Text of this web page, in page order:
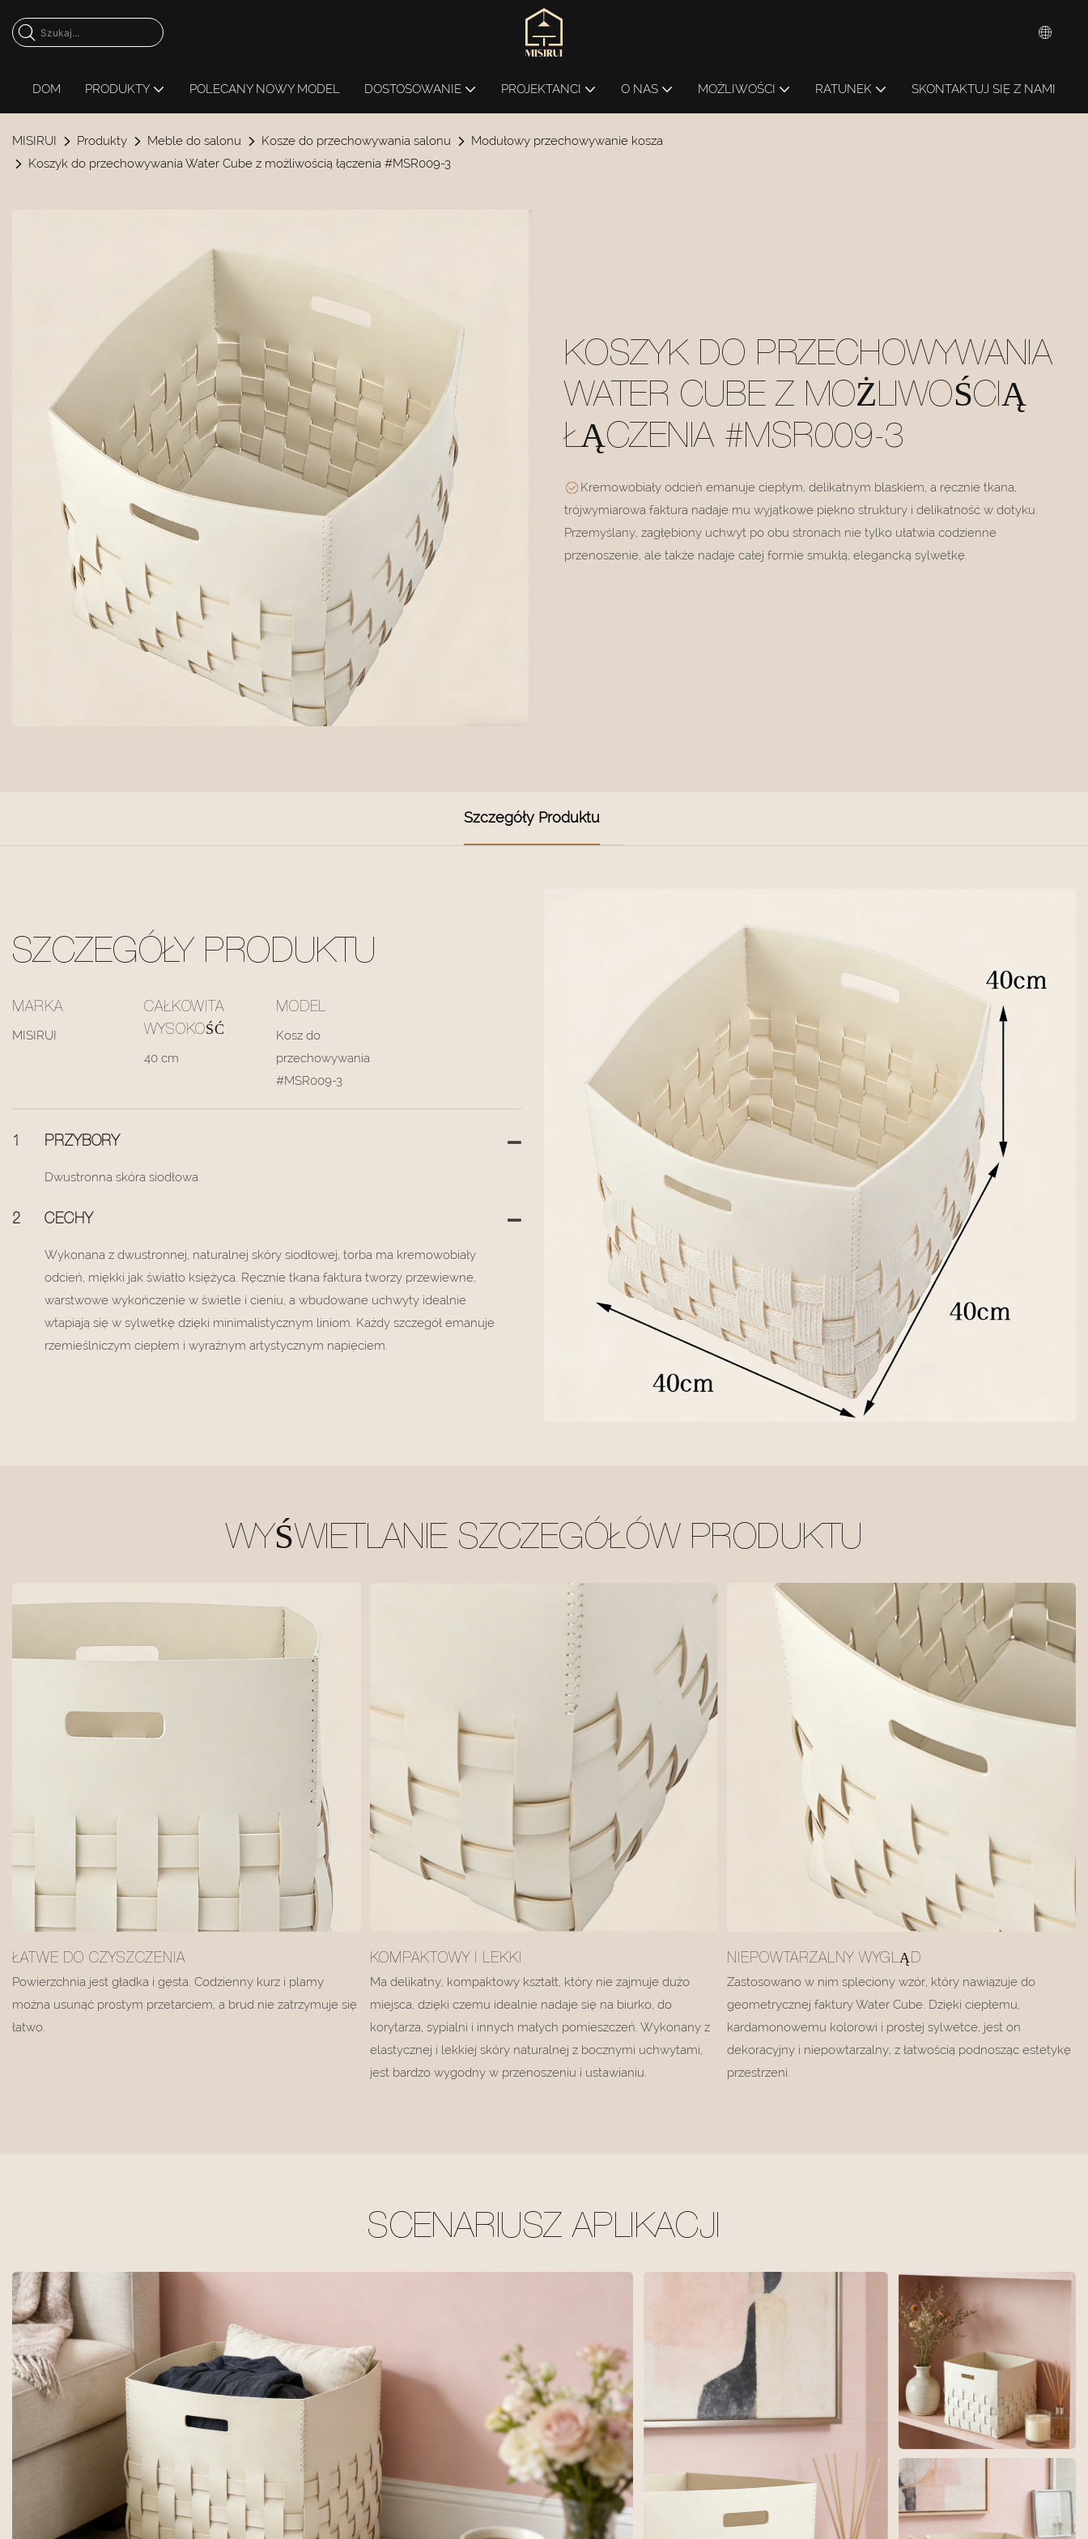
DOM PRODUKTY POLECANY NOWY MODEL DOSTOSOWANIE PROJEKTANCI O NAS MOŻLIWOŚCI RATUNEK SKONTAKTUJ SIĘ Z NAMI
MISIRUI Produkty Meble do salonu Kosze do przechowywania salonu
Modułowy przechowywanie kosza
Koszyk do przechowywania Water Cube z możliwością łączenia #MSR009-3
KOSZYK DO PRZECHOWYWANIA
WATER CUBE Z MOŻLIWOŚCIĄ
ŁĄCZENIA #MSR009-3
Kremowobiały odcień emanuje ciepłym, delikatnym blaskiem, a ręcznie tkana,
trójwymiarowa faktura nadaje mu wyjątkowe piękno struktury i delikatność w dotyku.
Przemyślany, zagłębiony uchwyt po obu stronach nie tylko ułatwia codzienne
przenoszenie, ale także nadaje całej formie smukłą, elegancką sylwetkę.
Szczegóły Produktu
SZCZEGÓŁY PRODUKTU
MARKA
MISIRUI
CAŁKOWITA
WYSOKOŚĆ
40 cm
MODEL
Kosz do
przechowywania
#MSR009-3
1 PRZYBORY
Dwustronna skóra siodłowa
2 CECHY
Wykonana z dwustronnej, naturalnej skóry siodłowej, torba ma kremowobiały
odcień, miękki jak światło księżyca. Ręcznie tkana faktura tworzy przewiewne,
warstwowe wykończenie w świetle i cieniu, a wbudowane uchwyty idealnie
wtapiają się w sylwetkę dzięki minimalistycznym liniom. Każdy szczegół emanuje
rzemieślniczym ciepłem i wyraźnym artystycznym napięciem.
WYŚWIETLANIE SZCZEGÓŁÓW PRODUKTU
ŁATWE DO CZYSZCZENIA
Powierzchnia jest gładka i gęsta. Codzienny kurz i plamy
można usunąć prostym przetarciem, a brud nie zatrzymuje się
łatwo.
KOMPAKTOWY I LEKKI
Ma delikatny, kompaktowy kształt, który nie zajmuje dużo
miejsca, dzięki czemu idealnie nadaje się na biurko, do
korytarza, sypialni i innych małych pomieszczeń. Wykonany z
elastycznej i lekkiej skóry naturalnej z bocznymi uchwytami,
jest bardzo wygodny w przenoszeniu i ustawianiu.
NIEPOWTARZALNY WYGLĄD
Zastosowano w nim spleciony wzór, który nawiązuje do
geometrycznej faktury Water Cube. Dzięki ciepłemu,
kardamonowemu kolorowi i prostej sylwetce, jest on
dekoracyjny i niepowtarzalny, z łatwością podnosząc estetykę
przestrzeni.
SCENARIUSZ APLIKACJI